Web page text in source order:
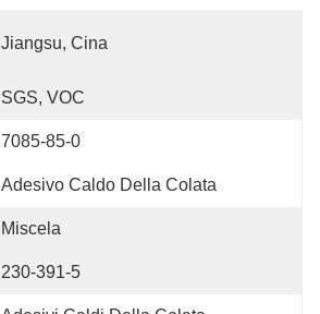
Jiangsu, Cina
SGS, VOC
7085-85-0
Adesivo Caldo Della Colata
Miscela
230-391-5